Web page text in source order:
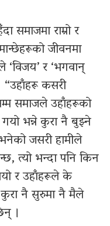
समाजमा राम्रो र
जीवनमा
र ‘भगवान्
“उहाँहरू कसरी
समाजले उहाँहरूको
भन्ने कुरा नै बुझ्ने
जसरी हामीले
त्यो भन्दा पनि किन
र उहाँहरूले के
कुरा नै सुरुमा नै मैले
।